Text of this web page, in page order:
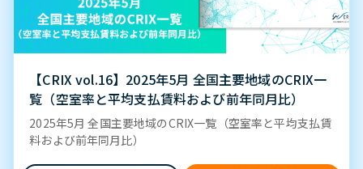
【CRIX vol.16】2025年5月 全国主要地域のCRIX一
覧（空室率と平均支払賃料および前年同月比）
2025年5月 全国主要地域のCRIX一覧（空室率と平均支払賃
料および前年同月比）